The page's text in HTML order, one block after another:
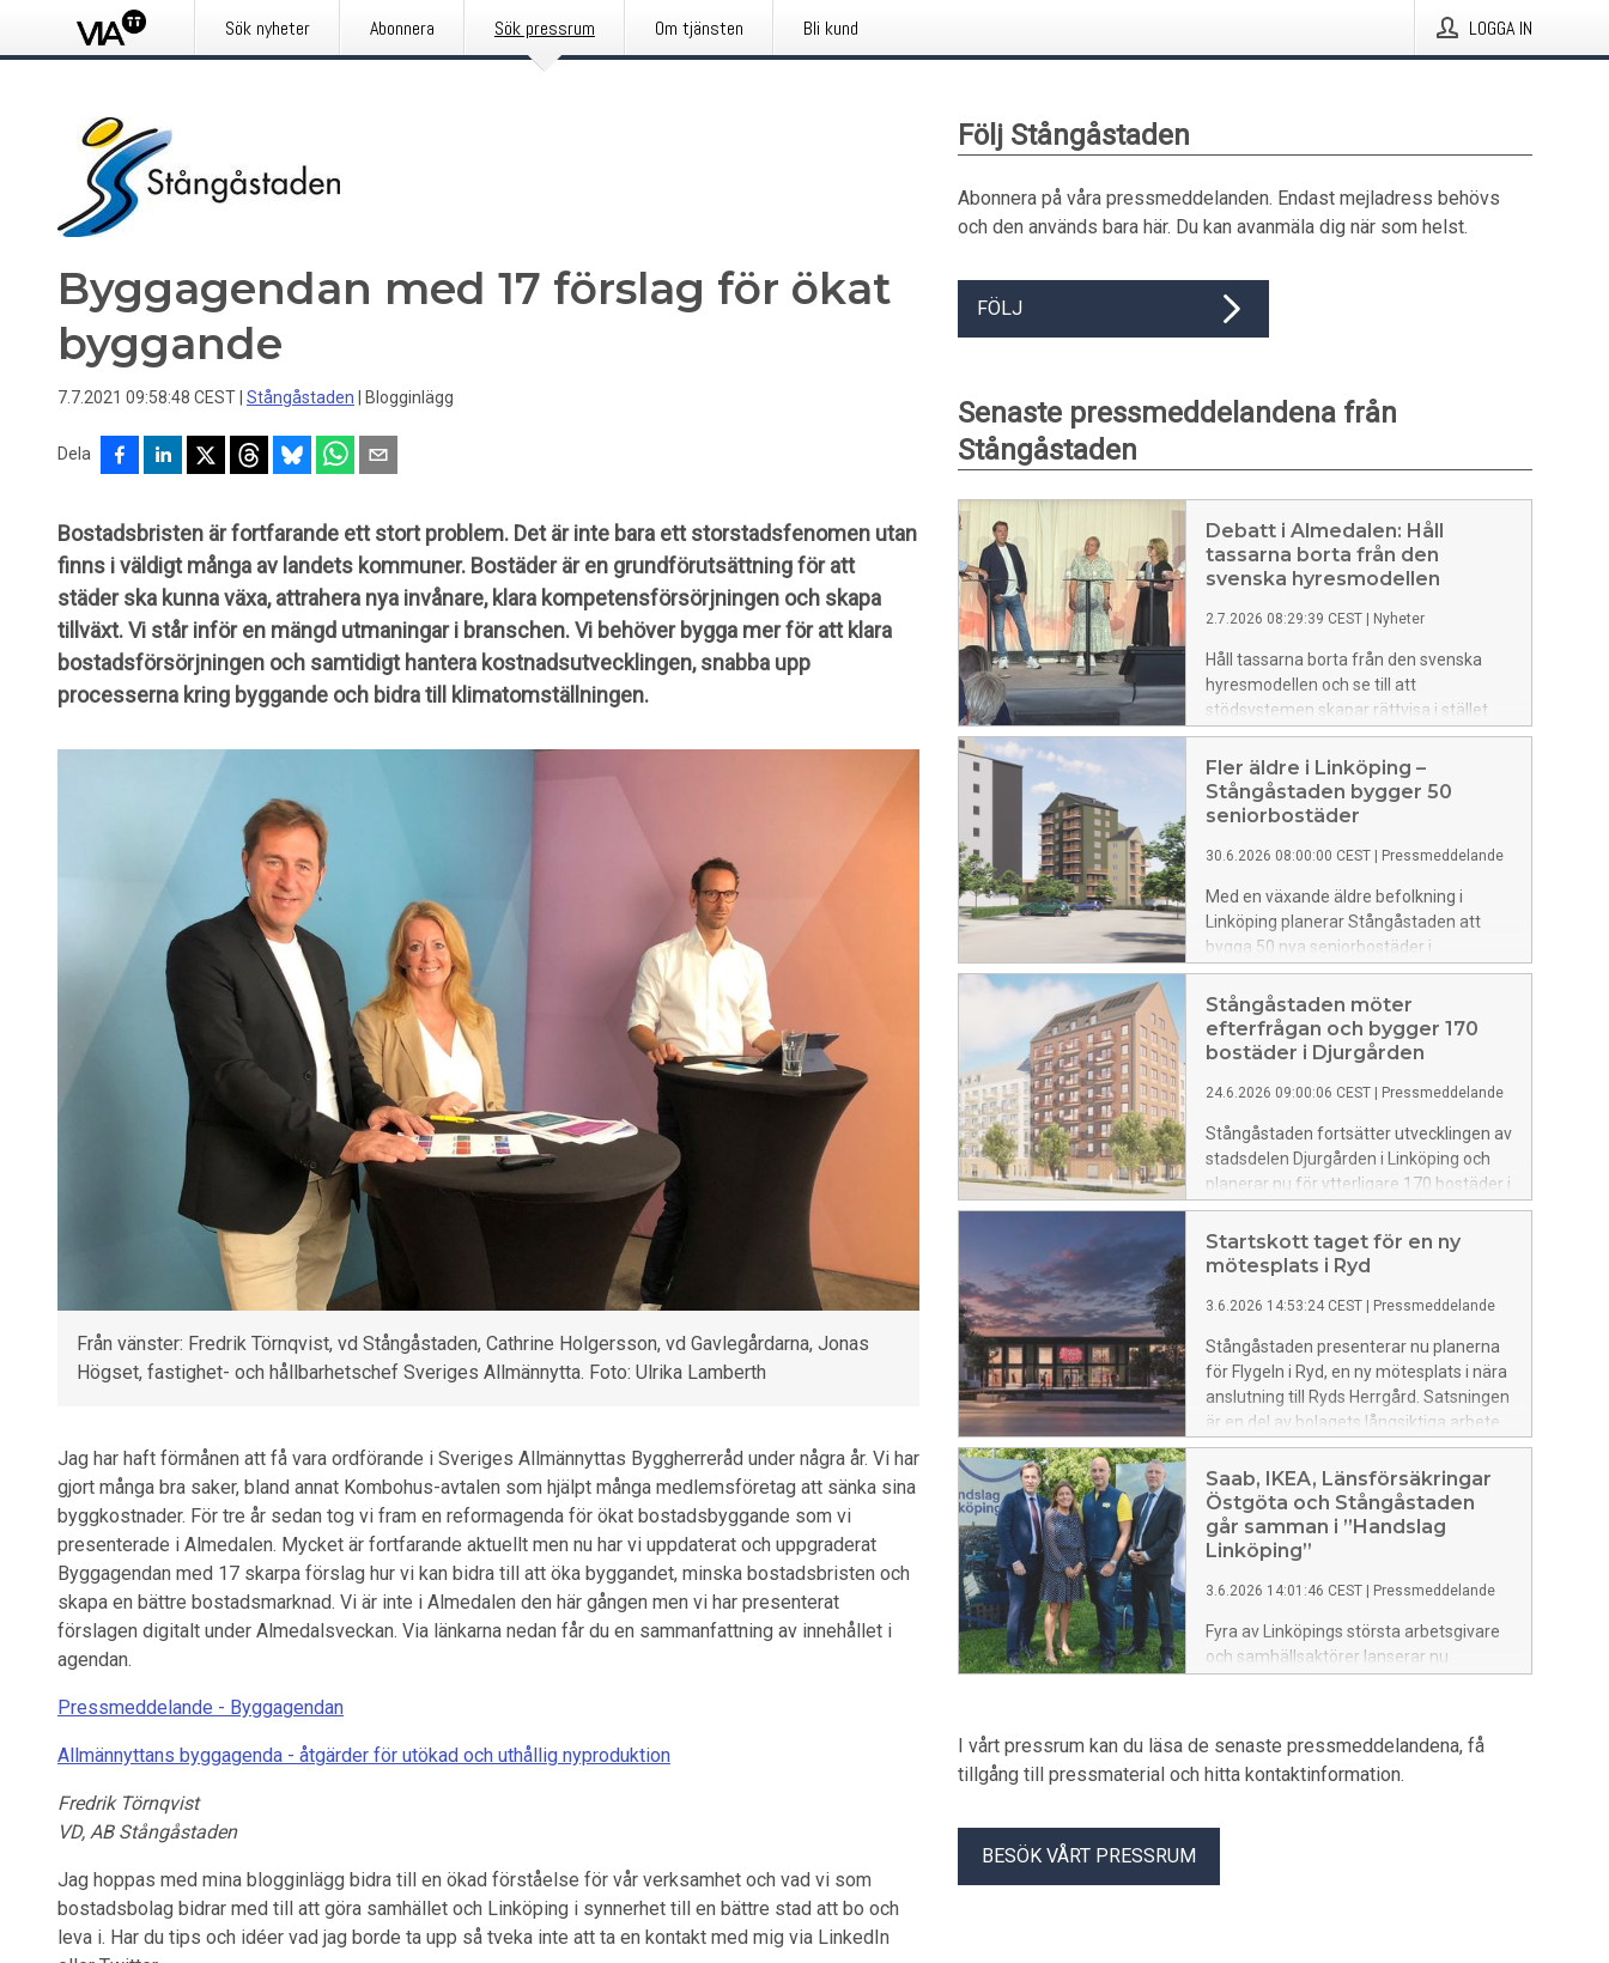
Sök nyheter Abonnera Sök pressrum Om tjänsten Bli kund LOGGA IN
Byggagendan med 17 förslag för ökat
byggande
7.7.2021 09:58:48 CEST Stångåstaden Blogginlägg
Dela
Bostadsbristen är fortfarande ett stort problem. Det är inte bara ett storstadsfenomen utan
finns i väldigt många av landets kommuner. Bostäder är en grundförutsättning för att
städer ska kunna växa, attrahera nya invånare, klara kompetensförsörjningen och skapa
tillväxt. Vi står inför en mängd utmaningar i branschen. Vi behöver bygga mer för att klara
bostadsförsörjningen och samtidigt hantera kostnadsutvecklingen, snabba upp
processerna kring byggande och bidra till klimatomställningen.
Från vänster: Fredrik Törnqvist, vd Stångåstaden, Cathrine Holgersson, vd Gavlegårdarna, Jonas
Högset, fastighet- och hållbarhetschef Sveriges Allmännytta. Foto: Ulrika Lamberth
Jag har haft förmånen att få vara ordförande i Sveriges Allmännyttas Byggherreråd under några år. Vi har
gjort många bra saker, bland annat Kombohus-avtalen som hjälpt många medlemsföretag att sänka sina
byggkostnader. För tre år sedan tog vi fram en reformagenda för ökat bostadsbyggande som vi
presenterade i Almedalen. Mycket är fortfarande aktuellt men nu har vi uppdaterat och uppgraderat
Byggagendan med 17 skarpa förslag hur vi kan bidra till att öka byggandet, minska bostadsbristen och
skapa en bättre bostadsmarknad. Vi är inte i Almedalen den här gången men vi har presenterat
förslagen digitalt under Almedalsveckan. Via länkarna nedan får du en sammanfattning av innehållet i
agendan.
Pressmeddelande - Byggagendan
Allmännyttans byggagenda - åtgärder för utökad och uthållig nyproduktion
Fredrik Törnqvist
VD, AB Stångåstaden
Jag hoppas med mina blogginlägg bidra till en ökad förståelse för vår verksamhet och vad vi som
bostadsbolag bidrar med till att göra samhället och Linköping i synnerhet till en bättre stad att bo och
leva i. Har du tips och idéer vad jag borde ta upp så tveka inte att ta en kontakt med mig via LinkedIn
Följ Stångåstaden
Abonnera på våra pressmeddelanden. Endast mejladress behövs
och den används bara här. Du kan avanmäla dig när som helst.
FÖLJ
Senaste pressmeddelandena från
Stångåstaden
Debatt i Almedalen: Håll
tassarna borta från den
svenska hyresmodellen
2.7.2026 08:29:39 CEST Nyheter
Håll tassarna borta från den svenska
hyresmodellen och se till att
stödsystemen skapar rättvisa i stället
för orättvisa mellan hyresrätten och det
ägda boendet. Det var två av budskapen
till politiken när vår vd Fredrik Törnqvist
tillsammans med tre representanter
utmaningar och lösningar för
hyresmarknaden på Dagens industris
scen i Almedalen. Hela debatten
spelades in och kan nu ses i efterhand.
Fler äldre i Linköping –
Stångåstaden bygger 50
seniorbostäder
30.6.2026 08:00:00 CEST Pressmeddelande
Med en växande äldre befolkning i
Linköping planerar Stångåstaden att
bygga 50 nya seniorbostäder i
Gottfridsberg. Det handlar om
hyresrätter för personer över 65 år med
viss närvaro av personal samt tillgång till
delade ytor där grannar kan träffas och
Stångåstaden möter
efterfrågan och bygger 170
bostäder i Djurgården
24.6.2026 09:00:06 CEST Pressmeddelande
Stångåstaden fortsätter utvecklingen av
stadsdelen Djurgården i Linköping och
planerar nu för ytterligare 170 bostäder i
området. Byggstarten väntas ske i
november 2026 och planen är att
inflyttning kan starta runt årsskiftet
Stångåstaden byggt 210 bostäder i
området som alla är uthyrda.
Startskott taget för en ny
mötesplats i Ryd
3.6.2026 14:53:24 CEST Pressmeddelande
Stångåstaden presenterar nu planerna
för Flygeln i Ryd, en ny mötesplats i nära
anslutning till Ryds Herrgård. Satsningen
är en del av bolagets långsiktiga arbete
med att utveckla stadsdelen och stärka
gemenskapen i området. Flygeln ska bli
en plats för aktiviteter, gemenskap och
utvecklas i nära dialog med föreningsliv,
näringsliv och andra lokala aktörer.
2027.
Saab, IKEA, Länsförsäkringar
Östgöta och Stångåstaden
går samman i ”Handslag
Linköping”
3.6.2026 14:01:46 CEST Pressmeddelande
Fyra av Linköpings största arbetsgivare
och samhällsaktörer lanserar nu
Genom att samla krafter över bransch-
och organisationsgränser vill parterna
bidra till ökad framtidstro, gemenskap
I vårt pressrum kan du läsa de senaste pressmeddelandena, få
tillgång till pressmaterial och hitta kontaktinformation.
BESÖK VÅRT PRESSRUM